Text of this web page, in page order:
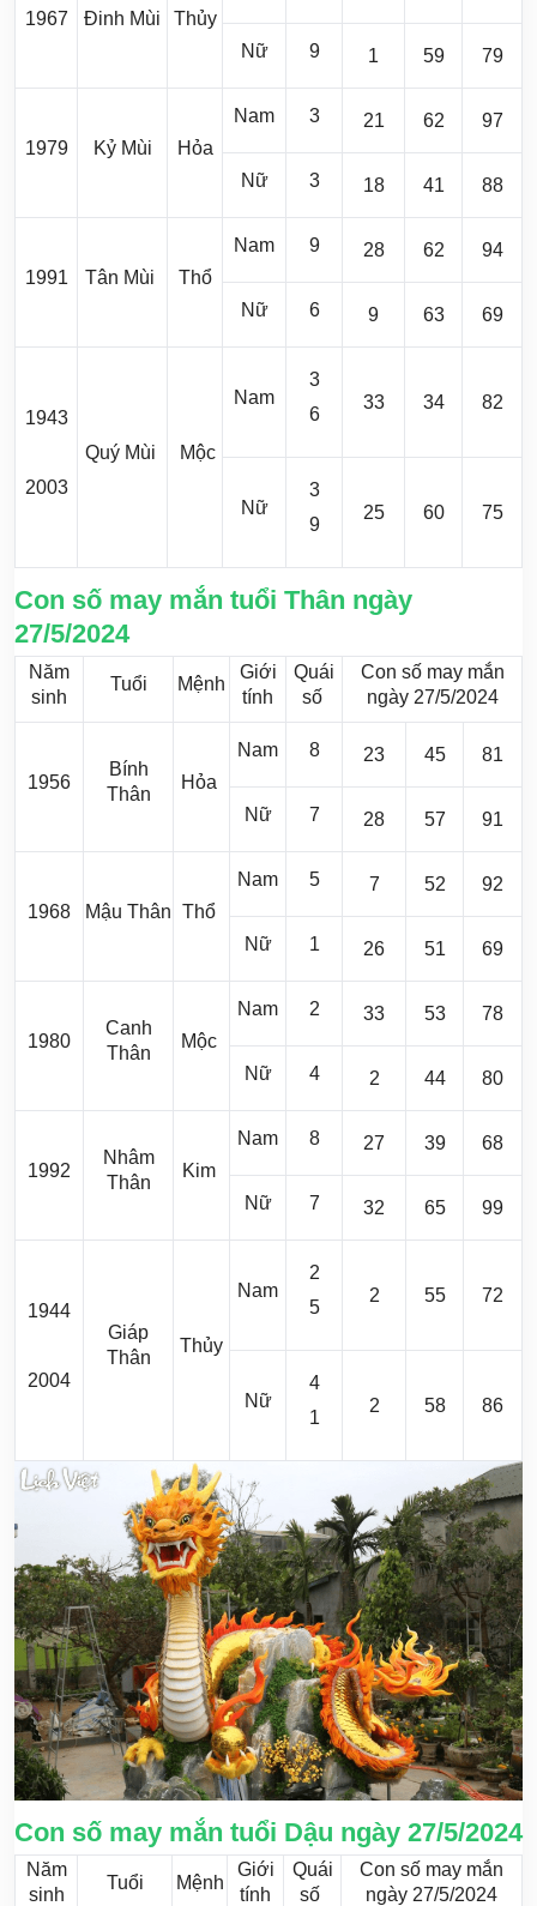
1967 Đinh Mùi Thủy
Nữ 9 1 59 79
1979 Kỷ Mùi Hỏa
Nam 3 21 62 97
Nữ 3 18 41 88
1991 Tân Mùi Thổ
Nam 9 28 62 94
Nữ 6 9 63 69
1943
2003
Quý Mùi Mộc
Nam
3
6
33 34 82
Nữ
3
9
25 60 75
Con số may mắn tuổi Thân ngày
27/5/2024
Năm
sinh
Tuổi Mệnh
Giới
tính
Quái
số
Con số may mắn
ngày 27/5/2024
1956
Bính
Thân
Hỏa
Nam 8 23 45 81
Nữ 7 28 57 91
1968 Mậu Thân Thổ
Nam 5 7 52 92
Nữ 1 26 51 69
1980
Canh
Thân
Mộc
Nam 2 33 53 78
Nữ 4 2 44 80
1992
Nhâm
Thân
Kim
Nam 8 27 39 68
Nữ 7 32 65 99
1944
2004
Giáp
Thân
Thủy
Nam
2
5
2 55 72
Nữ
4
1
2 58 86
Con số may mắn tuổi Dậu ngày 27/5/2024
Năm
sinh
Tuổi Mệnh
Giới
tính
Quái
số
Con số may mắn
ngày 27/5/2024